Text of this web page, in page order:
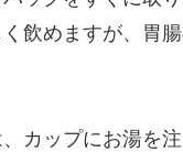
飲めますが、胃
カップにお湯を